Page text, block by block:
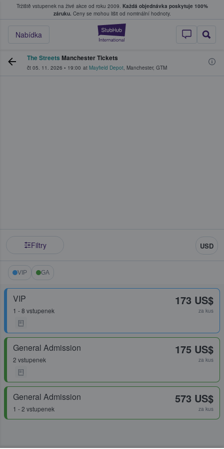
Tržiště vstupenek na živé akce od roku 2009. Každá objednávka poskytuje 100%
záruku. Ceny se mohou lišit od nominální hodnoty.
StubHub –
Nabídka
kde fanoušci kupují a prodávají vstupenky
The Streets Manchester Tickets
čt 05. 11. 2026 • 19:00 at Mayfield Depot, Manchester, GTM
Filtry USD
VIP GA
VIP
1 - 8 vstupenek
173 US$
za kus
General Admission
2 vstupenek
175 US$
za kus
General Admission
1 - 2 vstupenek
573 US$
za kus